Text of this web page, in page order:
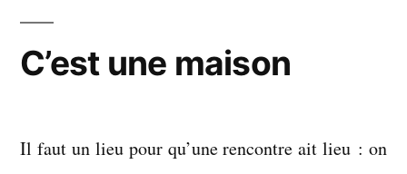
C’est une maison
Il faut un lieu pour qu’une rencontre ait lieu : on